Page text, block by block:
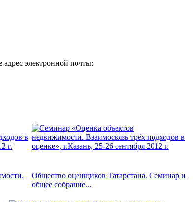
адрес электронной почты:
Общество оценщиков Татарстана. Семинар и
общее собрание...